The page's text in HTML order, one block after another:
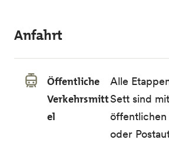
Anfahrt
Öffentliche
Verkehrsmitt
el
Alle
Sett sind
öffentlichen
oder